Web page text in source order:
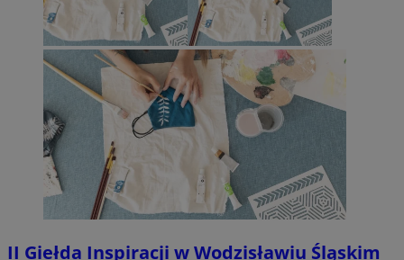
II Giełda Inspiracji w Wodzisławiu Śląskim